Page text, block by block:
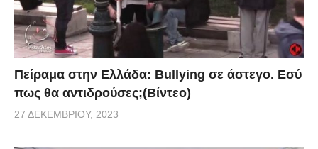
Πείραμα στην Ελλάδα: Bullying σε άστεγο. Εσύ
πως θα αντιδρούσες;(Βίντεο)
27 ΔΕΚΕΜΒΡΊΟΥ, 2023